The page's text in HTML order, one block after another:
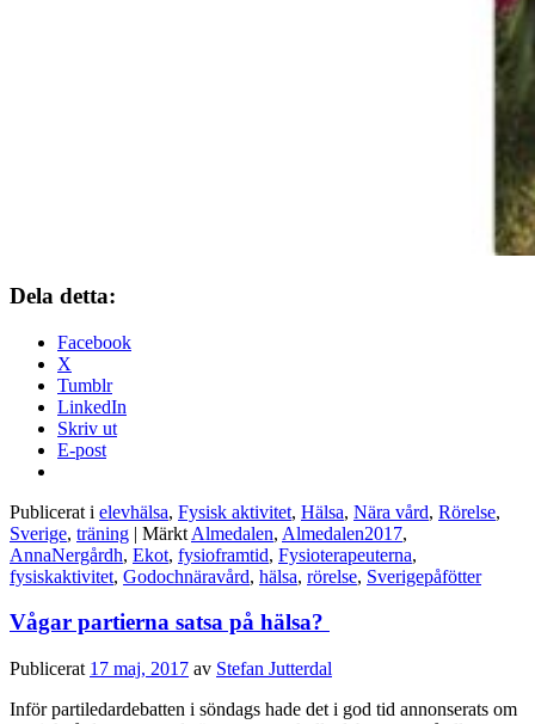
Dela detta:
Facebook
X
Tumblr
LinkedIn
Skriv ut
E-post
Publicerat i elevhälsa, Fysisk aktivitet, Hälsa, Nära vård, Rörelse,
Sverige, träning | Märkt Almedalen, Almedalen2017,
AnnaNergårdh, Ekot, fysioframtid, Fysioterapeuterna,
fysiskaktivitet, Godochnäravård, hälsa, rörelse, Sverigepåfötter
Vågar partierna satsa på hälsa?
Publicerat 17 maj, 2017 av Stefan Jutterdal
Inför partiledardebatten i söndags hade det i god tid annonserats om